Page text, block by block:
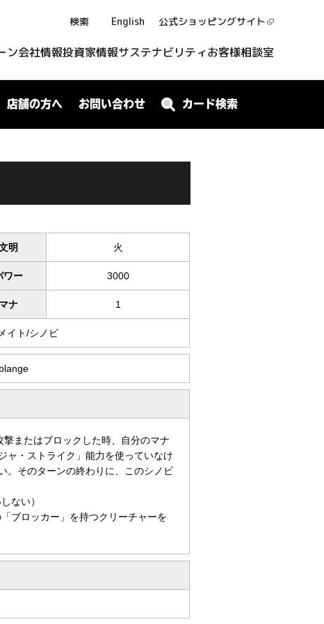
検索 English 公式ショッピングサイト
ン会社情報投資家情報サステナビリティお客様相談室
店舗の方へ お問い合わせ カード検索
明 火
ワー 3000
マナ 1
イト/シノビ
またはブロックした時、自分のマナ
ャ・ストライク」能力を使っていなけ
。そのターンの終わりに、このシノビ
ない）
ブロッカー」を持つクリーチャーを